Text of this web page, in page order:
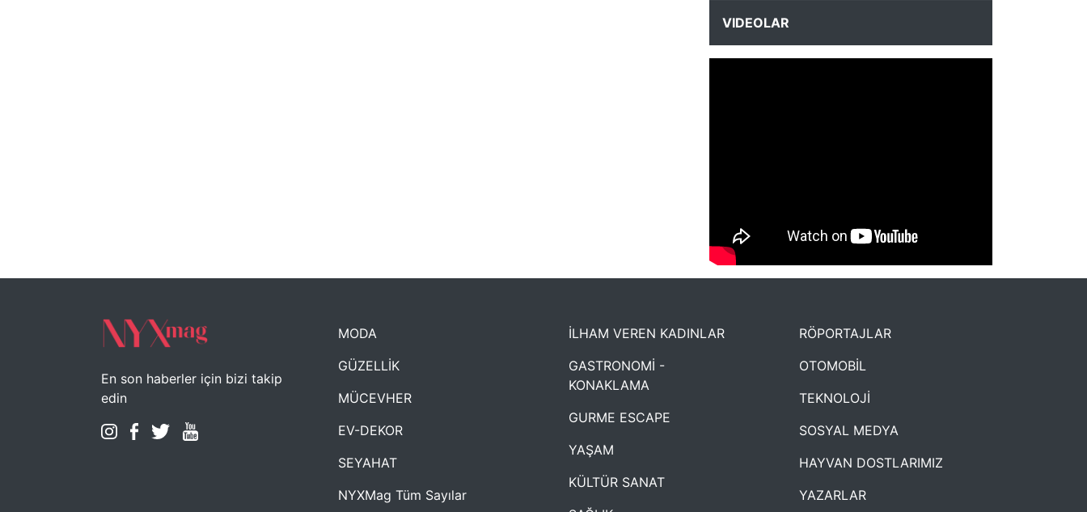
VIDEOLAR
NYXmag 2. Yaş Kutlama Etkinliği
En son haberler için bizi takip
edin
MODA
GÜZELLİK
MÜCEVHER
EV-DEKOR
SEYAHAT
NYXMag Tüm Sayılar
İLHAM VEREN KADINLAR
GASTRONOMİ -
KONAKLAMA
GURME ESCAPE
YAŞAM
KÜLTÜR SANAT
RÖPORTAJLAR
OTOMOBİL
TEKNOLOJİ
SOSYAL MEDYA
HAYVAN DOSTLARIMIZ
YAZARLAR